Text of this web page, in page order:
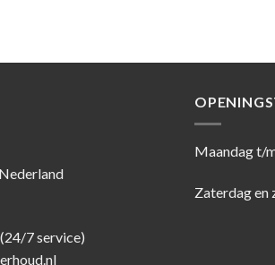
7 service)
Maandag t/
Zaterdag en